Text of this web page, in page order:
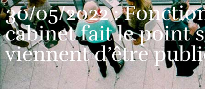
30/05/2022 :
cabinet fait le point
viennent d’être